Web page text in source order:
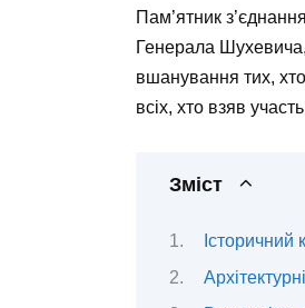
Пам’ятник
Генерала
вшанування тих, хто
всіх, хто взяв
Зміст
Історичний